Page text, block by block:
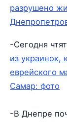
разрушено
-Сегодня
из украинок,
еврейского
Самар: фото
-В Днепре